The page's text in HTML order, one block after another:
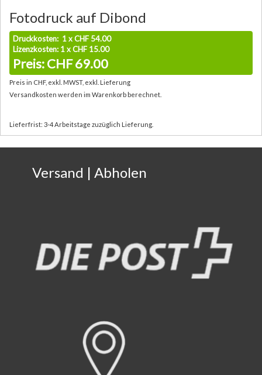
Fotodruck auf Dibond
Druckkosten: 1 x CHF 54.00
Lizenzkosten: 1 x CHF 15.00
Preis: CHF 69.00
Preis in CHF, exkl. MWST, exkl. Lieferung
Versandkosten werden im Warenkorb berechnet.
Lieferfrist: 3-4 Arbeitstage zuzüglich Lieferung.
Versand | Abholen